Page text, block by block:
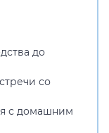
до
со
с домашним